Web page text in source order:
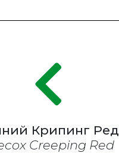
Крипинг Ред
Creeping Red